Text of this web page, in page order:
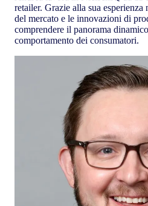
retailer. Grazie alla sua
del mercato e le innovazioni di
comprendere il panorama
comportamento dei consumatori.